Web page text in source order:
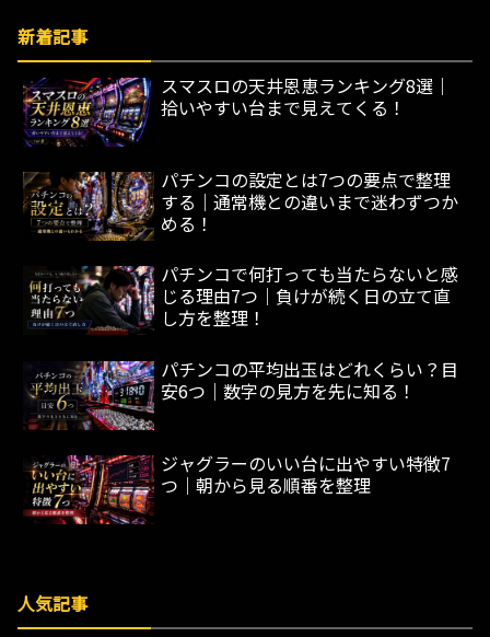
新着記事
スマスロの天井恩恵ランキング8選｜
拾いやすい台まで見えてくる！
パチンコの設定とは7つの要点で整理
する｜通常機との違いまで迷わずつか
める！
パチンコで何打っても当たらないと感
じる理由7つ｜負けが続く日の立て直
し方を整理！
パチンコの平均出玉はどれくらい？目
安6つ｜数字の見方を先に知る！
ジャグラーのいい台に出やすい特徴7
つ｜朝から見る順番を整理
人気記事